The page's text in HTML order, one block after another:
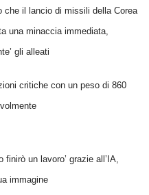
che il lancio di missili della Corea
una minaccia immediata,
gli alleati
critiche con un peso di 860
finirò un lavoro’ grazie all’IA,
immagine